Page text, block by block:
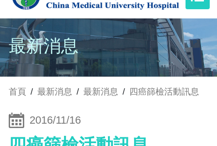
最新消息
首頁 / 最新消息 / 最新消息 / 四癌篩檢活動訊息
2016/11/16